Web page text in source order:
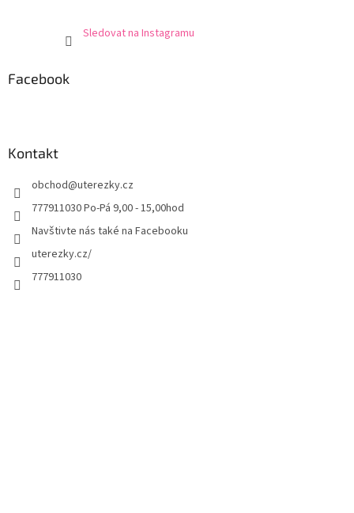
Sledovat na Instagramu
Facebook
Kontakt
obchod@uterezky.cz
777911030 Po-Pá 9,00 - 15,00hod
Navštivte nás také na Facebooku
uterezky.cz/
777911030